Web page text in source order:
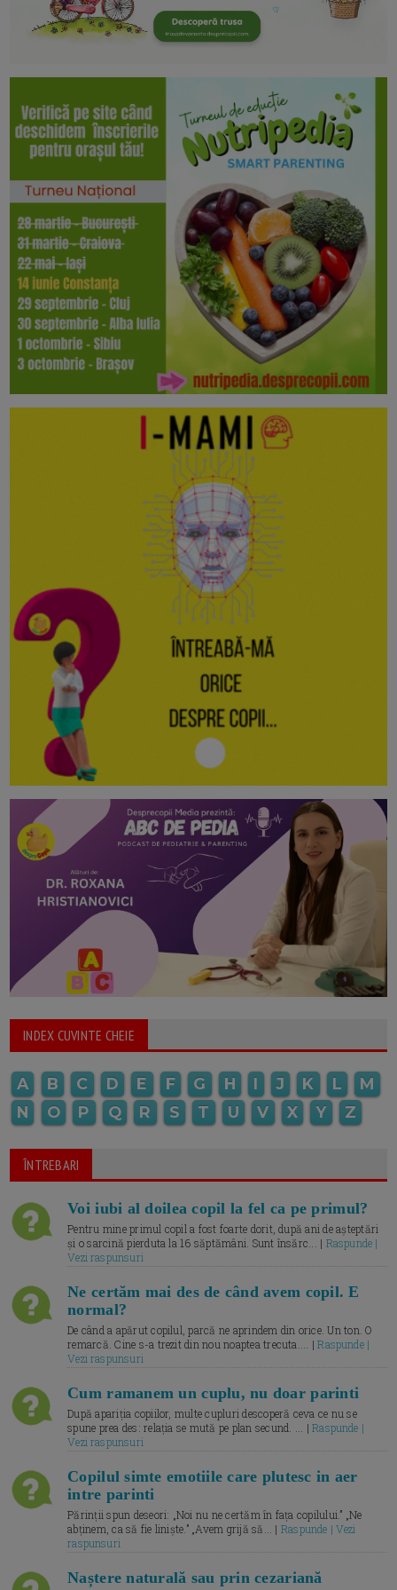
INDEX CUVINTE CHEIE
A B C D E F G H I J K L
M
N
O P Q R S T U V X Y Z
ÎNTREBARI
Voi iubi al doilea copil la fel ca pe primul?
Pentru mine primul copil a fost foarte dorit, după ani de așteptări
și o sarcină pierduta la 16 săptămâni. Sunt însărc... | Raspunde |
Vezi raspunsuri
Ne certăm mai des de când avem copil. E
normal?
De când a apărut copilul, parcă ne aprindem din orice. Un ton. O
remarcă. Cine s-a trezit din nou noaptea trecuta.... |Raspunde |
Vezi raspunsuri
Cum ramanem un cuplu, nu doar parinti
După apariția copiilor, multe cupluri descoperă ceva ce nu se
spune prea des: relația se mută pe plan secund. ... |Raspunde |
Vezi raspunsuri
Copilul simte emotiile care plutesc in aer
intre parinti
Părinții spun deseori: „Noi nu ne certăm în fața copilului.” „Ne
abținem, ca să fie liniște.” „Avem grijă să... | Raspunde | Vezi
raspunsuri
Naștere naturală sau prin cezariană